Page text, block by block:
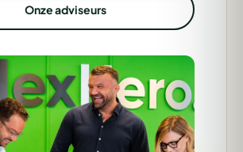
Onze adviseurs